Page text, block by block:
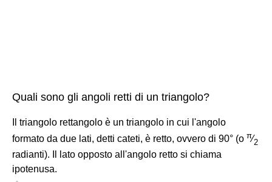
Quali sono gli angoli retti di un triangolo?
Il triangolo rettangolo è un triangolo in cui l'angolo
formato da due lati, detti cateti, è retto, ovvero di 90° (o π⁄2
radianti). Il lato opposto all'angolo retto si chiama
ipotenusa.